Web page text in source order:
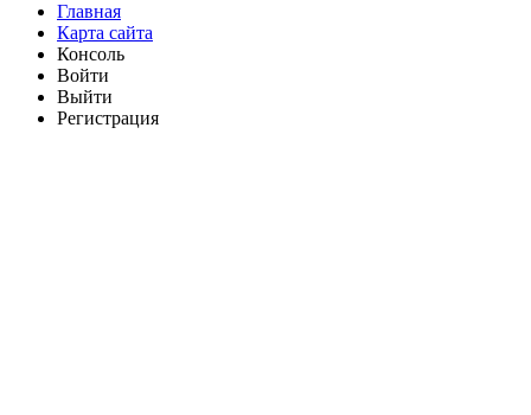
Главная
Карта сайта
Консоль
Войти
Выйти
Регистрация